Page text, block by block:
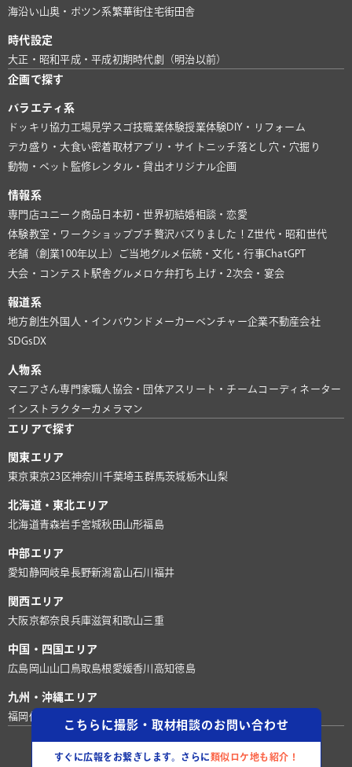
こちらに撮影・取材相談のお問い合わせ
すぐに広報をお繋ぎします。さらに類似ロケ地も紹介！
海沿い山奥・ポツン系繁華街住宅街田舎
時代設定
大正・昭和平成・平成初期時代劇（明治以前）
企画で探す
バラエティ系
ドッキリ協力 工場見学 スゴ技職業体験授業体験 DIY・リフォーム
デカ盛り・大食い密着取材アプリ・サイト ニッチ落とし穴・穴掘り
動物・ペット 監修 レンタル・貸出オリジナル企画
情報系
専門店ユニーク商品 日本初・世界初結婚相談・恋愛
体験教室・ワークショッププチ贅沢バズりました！ Z世代・昭和世代
老舗（創業100年以上）
ご当地グルメ 伝統・文化・行事ChatGPT
大会・コンテスト 駅舎グルメ ロケ弁打ち上げ・2次会・宴会
報道系
地方創生外国人・インバウンド メーカー ベンチャー企業不動産会社
SDGs DX
人物系
マニアさん専門家 職人 協会・団体アスリート・チーム コーディネーター
インストラクターカメラマン
エリアで探す
関東エリア
東京 東京23区神奈川 千葉埼玉群馬茨城栃木山梨
北海道・東北エリア
北海道青森岩手宮城秋田 山形福島
中部エリア
愛知 静岡 岐阜長野新潟富山石川 福井
関西エリア
大阪京都奈良兵庫滋賀和歌山 三重
中国・四国エリア
広島 岡山山口 鳥取島根 愛媛香川 高知徳島
九州・沖縄エリア
福岡 佐賀
©株式会社ロケグー